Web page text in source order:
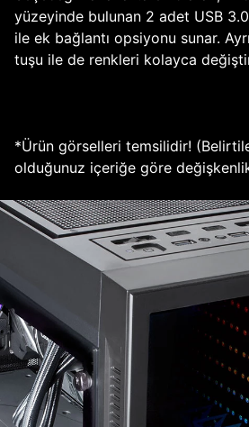
yüzeyinde bulunan 2 adet USB
ile ek bağlantı opsiyonu sunar.
tuşu ile de renkleri kolayca
*Ürün görselleri temsilidir!
olduğunuz içeriğe göre